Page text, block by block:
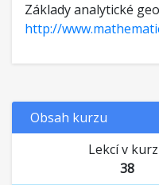
Základy analytické
http://
Obsah kurzu
Lekcí v
38